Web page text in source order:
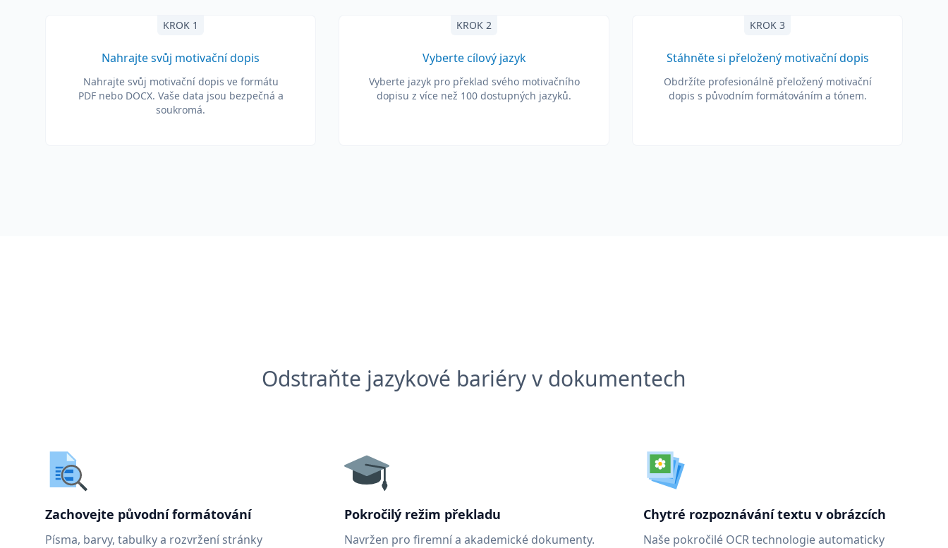
KROK 1
Nahrajte svůj motivační dopis
Nahrajte svůj motivační dopis ve formátu
PDF nebo DOCX. Vaše data jsou bezpečná a
soukromá.
KROK 2
Vyberte cílový jazyk
Vyberte jazyk pro překlad svého motivačního
dopisu z více než 100 dostupných jazyků.
KROK 3
Stáhněte si přeložený motivační dopis
Obdržíte profesionálně přeložený motivační
dopis s původním formátováním a tónem.
Odstraňte jazykové bariéry v dokumentech
Zachovejte původní formátování
Písma, barvy, tabulky a rozvržení stránky
Pokročilý režim překladu
Navržen pro firemní a akademické dokumenty.
Chytré rozpoznávání textu v obrázcích
Naše pokročilé OCR technologie automaticky